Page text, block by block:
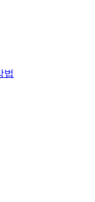
법